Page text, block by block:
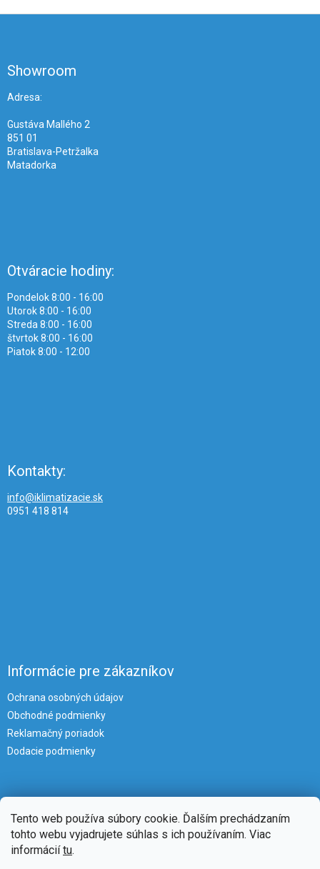
Tento web používa súbory cookie. Ďalším prechádzaním
tohto webu vyjadrujete súhlas s ich používaním. Viac
informáciítu.
Showroom
Adresa:
Gustáva Mallého 2
851 01
Bratislava-Petržalka
Matadorka
Otváracie hodiny:
Pondelok 8:00 - 16:00
Utorok 8:00 - 16:00
Streda 8:00 - 16:00
štvrtok 8:00 - 16:00
Piatok 8:00 - 12:00
Kontakty:
info@iklimatizacie.sk
0951 418 814
Informácie pre zákazníkov
Ochrana osobných údajov
Obchodné podmienky
Reklamačný poriadok
Dodacie podmienky